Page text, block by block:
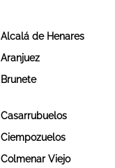
Alcalá de Henares
Aranjuez
Brunete
Casarrubuelos
Ciempozuelos
Colmenar Viejo